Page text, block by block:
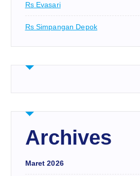
Rs Evasari
Rs Simpangan Depok
Archives
Maret 2026